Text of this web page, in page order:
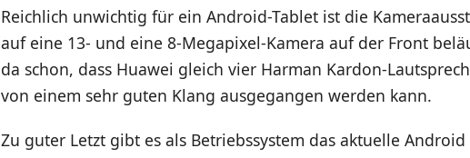
Reichlich unwichtig für ein Android-Tablet ist die
auf eine 13- und eine 8-Megapixel-Kamera auf der Front
da schon, dass Huawei gleich vier Harman Kardon-
von einem sehr guten Klang ausgegangen werden kann.
Zu guter Letzt gibt es als Betriebssystem das aktuelle